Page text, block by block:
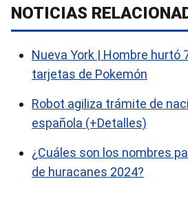
NOTICIAS
Nueva York | Hombre hurtó
tarjetas de Pokemón
Robot agiliza trámite de
española (+Detalles)
¿Cuáles son los nombres
de huracanes 2024?